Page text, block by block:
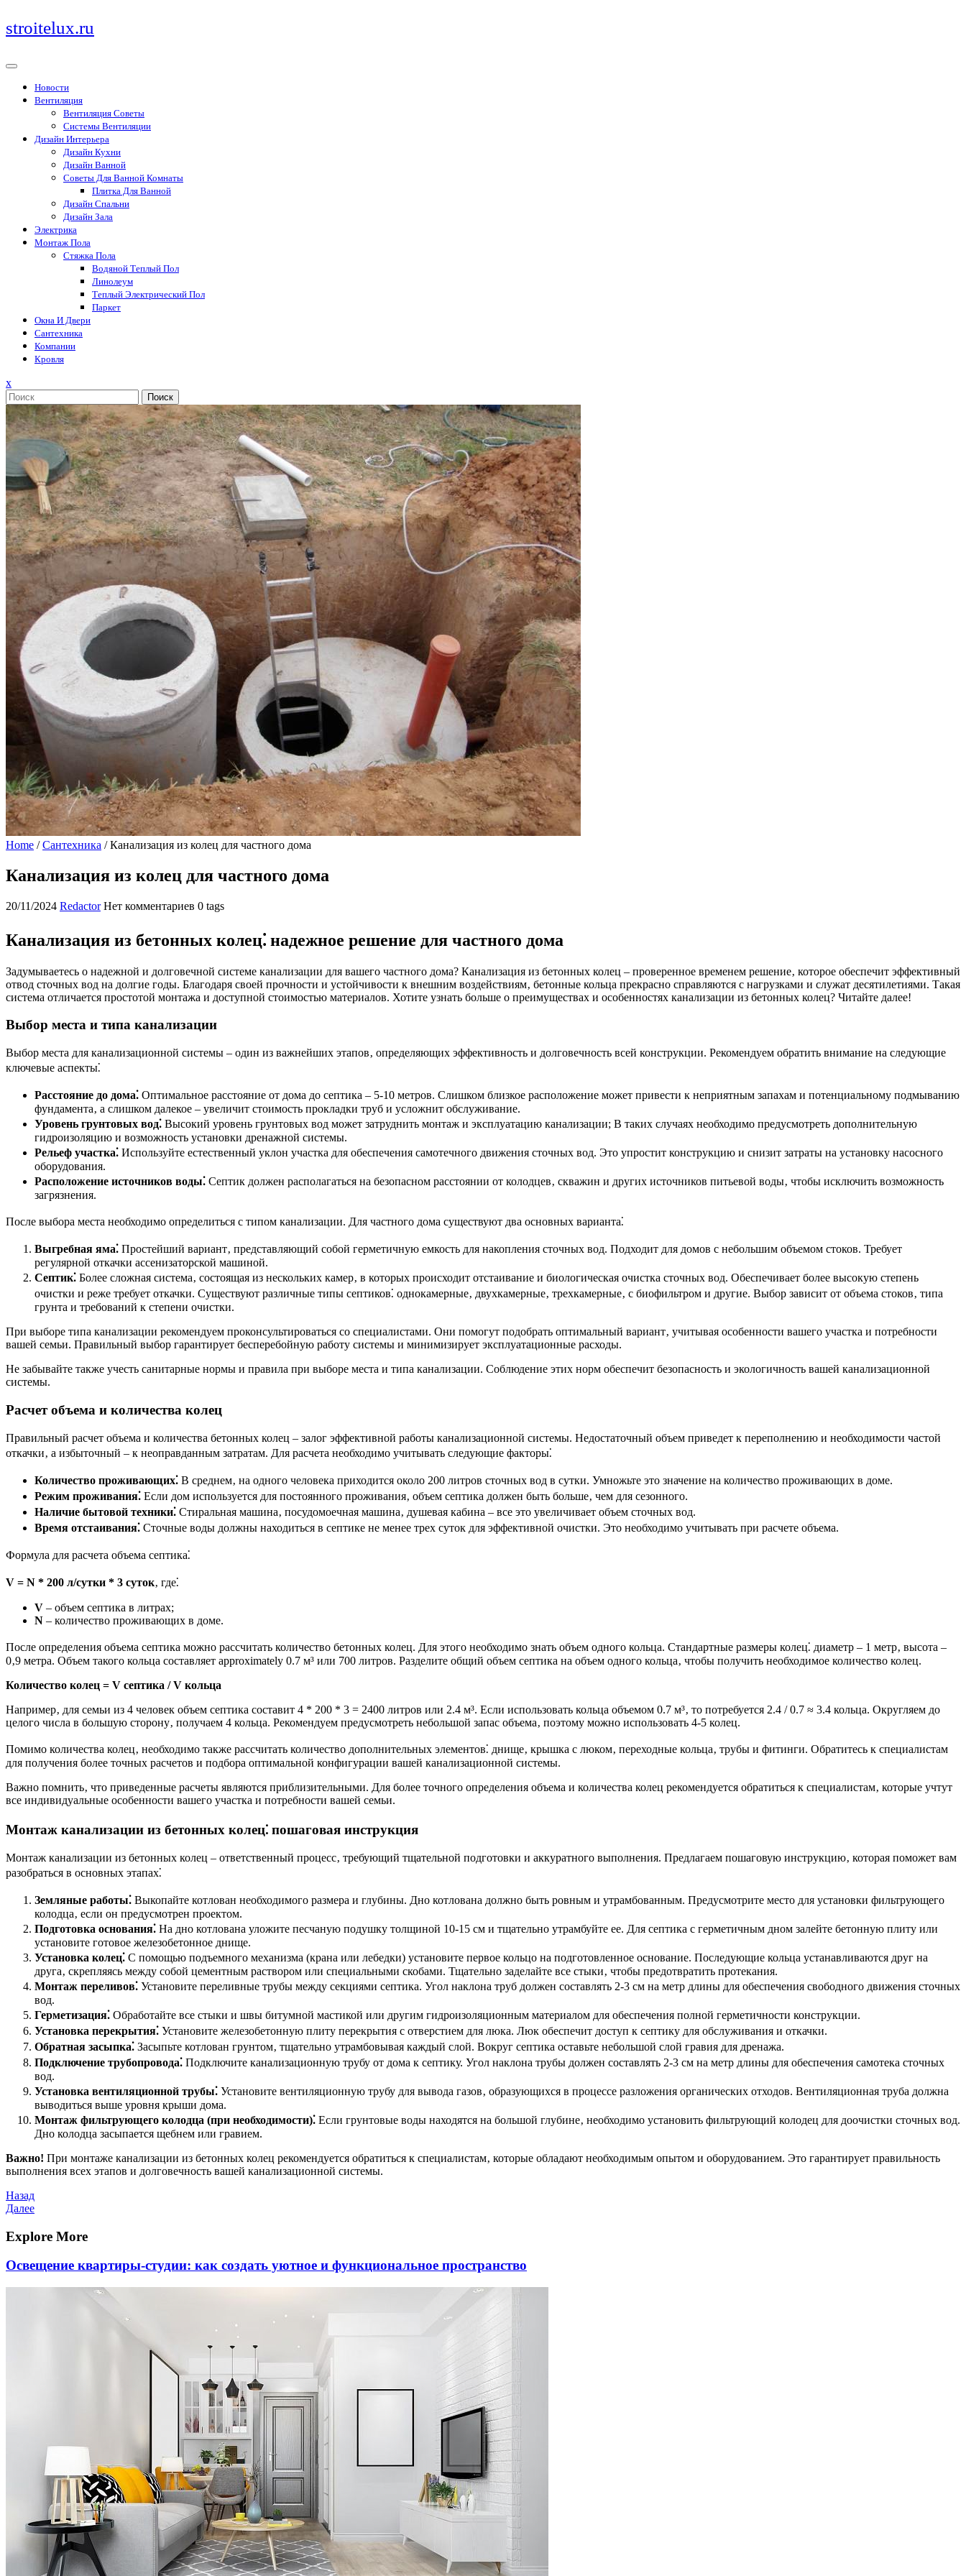
Перейти
к
stroitelux.ru
Новости
Вентиляция
Вентиляция Советы
Системы Вентиляции
Дизайн Интерьера
Дизайн Кухни
Дизайн Ванной
Советы Для Ванной Комнаты
Плитка Для Ванной
Дизайн Спальни
Дизайн Зала
Электрика
Монтаж Пола
Стяжка Пола
Водяной Теплый Пол
Линолеум
Теплый Электрический Пол
Паркет
Окна И Двери
Сантехника
Компании
Кровля
xЗакрыть
меню
Поиск
Home /Сантехника /Канализация из колец для частного дома
Канализация из колец для частного дома
20/11/2024 Redactor Нет комментариев 0 tags
Канализация из бетонных колец⁚ надежное решение для частного дома
Задумываетесь о надежной и долговечной системе канализации для вашего частного дома? Канализация из бетонных колец – проверенное временем решение‚ которое обеспечит эффективный
отвод сточных вод на долгие годы. Благодаря своей прочности и устойчивости к внешним воздействиям‚ бетонные кольца прекрасно справляются с нагрузками и служат десятилетиями. Такая
система отличается простотой монтажа и доступной стоимостью материалов. Хотите узнать больше о преимуществах и особенностях канализации из бетонных колец? Читайте далее!
Выбор места и типа канализации
Выбор места для канализационной системы – один из важнейших этапов‚ определяющих эффективность и долговечность всей конструкции. Рекомендуем обратить внимание на следующие
ключевые аспекты⁚
Расстояние до дома⁚ Оптимальное расстояние от дома до септика – 5-10 метров. Слишком близкое расположение может привести к неприятным запахам и потенциальному подмыванию
фундамента‚ а слишком далекое – увеличит стоимость прокладки труб и усложнит обслуживание.
Уровень грунтовых вод⁚ Высокий уровень грунтовых вод может затруднить монтаж и эксплуатацию канализации; В таких случаях необходимо предусмотреть дополнительную
гидроизоляцию и возможность установки дренажной системы.
Рельеф участка⁚ Используйте естественный уклон участка для обеспечения самотечного движения сточных вод. Это упростит конструкцию и снизит затраты на установку насосного
оборудования.
Расположение источников воды⁚ Септик должен располагаться на безопасном расстоянии от колодцев‚ скважин и других источников питьевой воды‚ чтобы исключить возможность
загрязнения.
После выбора места необходимо определиться с типом канализации. Для частного дома существуют два основных варианта⁚
Выгребная яма⁚ Простейший вариант‚ представляющий собой герметичную емкость для накопления сточных вод. Подходит для домов с небольшим объемом стоков. Требует
регулярной откачки ассенизаторской машиной.
Септик⁚ Более сложная система‚ состоящая из нескольких камер‚ в которых происходит отстаивание и биологическая очистка сточных вод. Обеспечивает более высокую степень
очистки и реже требует откачки. Существуют различные типы септиков⁚ однокамерные‚ двухкамерные‚ трехкамерные‚ с биофильтром и другие. Выбор зависит от объема стоков‚ типа
грунта и требований к степени очистки.
При выборе типа канализации рекомендуем проконсультироваться со специалистами. Они помогут подобрать оптимальный вариант‚ учитывая особенности вашего участка и потребности
вашей семьи. Правильный выбор гарантирует бесперебойную работу системы и минимизирует эксплуатационные расходы.
Не забывайте также учесть санитарные нормы и правила при выборе места и типа канализации. Соблюдение этих норм обеспечит безопасность и экологичность вашей канализационной
системы.
Расчет объема и количества колец
Правильный расчет объема и количества бетонных колец – залог эффективной работы канализационной системы. Недостаточный объем приведет к переполнению и необходимости частой
откачки‚ а избыточный – к неоправданным затратам. Для расчета необходимо учитывать следующие факторы⁚
Количество проживающих⁚ В среднем‚ на одного человека приходится около 200 литров сточных вод в сутки. Умножьте это значение на количество проживающих в доме.
Режим проживания⁚ Если дом используется для постоянного проживания‚ объем септика должен быть больше‚ чем для сезонного.
Наличие бытовой техники⁚ Стиральная машина‚ посудомоечная машина‚ душевая кабина – все это увеличивает объем сточных вод.
Время отстаивания⁚ Сточные воды должны находиться в септике не менее трех суток для эффективной очистки. Это необходимо учитывать при расчете объема.
Формула для расчета объема септика⁚
V = N * 200 л/сутки * 3 суток‚ где⁚
V – объем септика в литрах;
N – количество проживающих в доме.
После определения объема септика можно рассчитать количество бетонных колец. Для этого необходимо знать объем одного кольца. Стандартные размеры колец⁚ диаметр – 1 метр‚ высота –
0‚9 метра. Объем такого кольца составляет approximately 0.7 м³ или 700 литров. Разделите общий объем септика на объем одного кольца‚ чтобы получить необходимое количество колец.
Количество колец = V септика / V кольца
Например‚ для семьи из 4 человек объем септика составит 4 * 200 * 3 = 2400 литров или 2.4 м³. Если использовать кольца объемом 0.7 м³‚ то потребуется 2.4 / 0.7 ≈ 3.4 кольца. Округляем до
целого числа в большую сторону‚ получаем 4 кольца. Рекомендуем предусмотреть небольшой запас объема‚ поэтому можно использовать 4-5 колец.
Помимо количества колец‚ необходимо также рассчитать количество дополнительных элементов⁚ днище‚ крышка с люком‚ переходные кольца‚ трубы и фитинги. Обратитесь к специалистам
для получения более точных расчетов и подбора оптимальной конфигурации вашей канализационной системы.
Важно помнить‚ что приведенные расчеты являются приблизительными. Для более точного определения объема и количества колец рекомендуется обратиться к специалистам‚ которые учтут
все индивидуальные особенности вашего участка и потребности вашей семьи.
Монтаж канализации из бетонных колец⁚ пошаговая инструкция
Монтаж канализации из бетонных колец – ответственный процесс‚ требующий тщательной подготовки и аккуратного выполнения. Предлагаем пошаговую инструкцию‚ которая поможет вам
разобраться в основных этапах⁚
Земляные работы⁚ Выкопайте котлован необходимого размера и глубины. Дно котлована должно быть ровным и утрамбованным. Предусмотрите место для установки фильтрующего
колодца‚ если он предусмотрен проектом.
Подготовка основания⁚ На дно котлована уложите песчаную подушку толщиной 10-15 см и тщательно утрамбуйте ее. Для септика с герметичным дном залейте бетонную плиту или
установите готовое железобетонное днище.
Установка колец⁚ С помощью подъемного механизма (крана или лебедки) установите первое кольцо на подготовленное основание. Последующие кольца устанавливаются друг на
друга‚ скрепляясь между собой цементным раствором или специальными скобами. Тщательно заделайте все стыки‚ чтобы предотвратить протекания.
Монтаж переливов⁚ Установите переливные трубы между секциями септика. Угол наклона труб должен составлять 2-3 см на метр длины для обеспечения свободного движения сточных
вод.
Герметизация⁚ Обработайте все стыки и швы битумной мастикой или другим гидроизоляционным материалом для обеспечения полной герметичности конструкции.
Установка перекрытия⁚ Установите железобетонную плиту перекрытия с отверстием для люка. Люк обеспечит доступ к септику для обслуживания и откачки.
Обратная засыпка⁚ Засыпьте котлован грунтом‚ тщательно утрамбовывая каждый слой. Вокруг септика оставьте небольшой слой гравия для дренажа.
Подключение трубопровода⁚ Подключите канализационную трубу от дома к септику. Угол наклона трубы должен составлять 2-3 см на метр длины для обеспечения самотека сточных
вод.
Установка вентиляционной трубы⁚ Установите вентиляционную трубу для вывода газов‚ образующихся в процессе разложения органических отходов. Вентиляционная труба должна
выводиться выше уровня крыши дома.
Монтаж фильтрующего колодца (при необходимости)⁚ Если грунтовые воды находятся на большой глубине‚ необходимо установить фильтрующий колодец для доочистки сточных вод.
Дно колодца засыпается щебнем или гравием.
Важно! При монтаже канализации из бетонных колец рекомендуется обратиться к специалистам‚ которые обладают необходимым опытом и оборудованием. Это гарантирует правильность
выполнения всех этапов и долговечность вашей канализационной системы.
Навигация
по
записям
Предыдущая
запись
Назад
Следующая
Далее
Explore More
Освещение квартиры-студии: как создать уютное и функциональное пространство